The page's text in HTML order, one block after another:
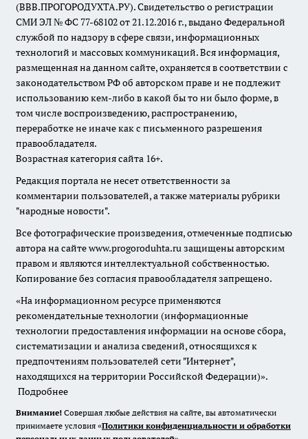
(ВВВ.ПРОГОРОДУХТА.РУ). Свидетельство о регистрации
СМИ ЭЛ № ФС 77-68102 от 21.12.2016 г., выдано Федеральной
службой по надзору в сфере связи, информационных
технологий и массовых коммуникаций. Вся информация,
размещенная на данном сайте, охраняется в соответствии с
законодательством РФ об авторском праве и не подлежит
использованию кем-либо в какой бы то ни было форме, в
том числе воспроизведению, распространению,
переработке не иначе как с письменного разрешения
правообладателя.
Возрастная категория сайта 16+.
Редакция портала не несет ответственности за
комментарии пользователей, а также материалы рубрики
"народные новости".
Все фотографические произведения, отмеченные подписью
автора на сайте www.progoroduhta.ru защищены авторским
правом и являются интеллектуальной собственностью.
Копирование без согласия правообладателя запрещено.
«На информационном ресурсе применяются
рекомендательные технологии (информационные
технологии предоставления информации на основе сбора,
систематизации и анализа сведений, относящихся к
предпочтениям пользователей сети "Интернет",
находящихся на территории Российской Федерации)».
Подробнее
Внимание! Совершая любые действия на сайте, вы автоматически
принимаете условия «Политики конфиденциальности и обработки